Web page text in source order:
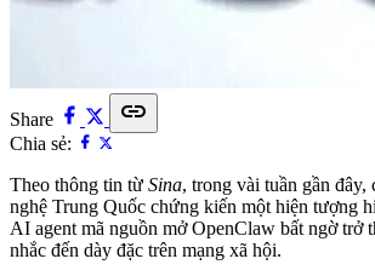
Share link
Chia sẻ:
Theo thông tin từ Sina, trong vài tuần gần đây,
nghệ Trung Quốc chứng kiến một hiện tượng
AI agent mã nguồn mở OpenClaw bất ngờ trở
nhắc đến dày đặc trên mạng xã hội.